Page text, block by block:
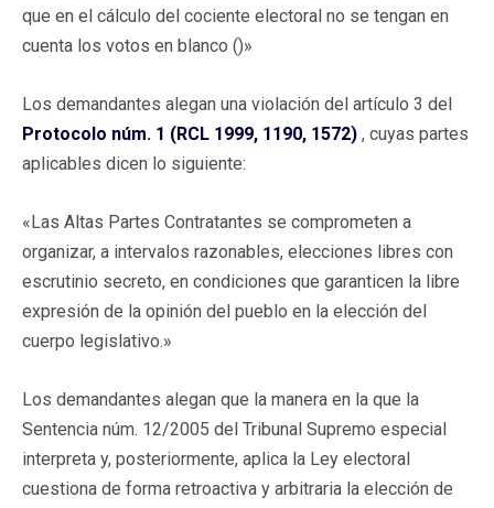
que en el cálculo del cociente electoral no se tengan en
cuenta los votos en blanco ()»
Los demandantes alegan una violación del artículo 3 del
Protocolo núm. 1 (RCL 1999, 1190, 1572) , cuyas partes
aplicables dicen lo siguiente:
«Las Altas Partes Contratantes se comprometen a
organizar, a intervalos razonables, elecciones libres con
escrutinio secreto, en condiciones que garanticen la libre
expresión de la opinión del pueblo en la elección del
cuerpo legislativo.»
Los demandantes alegan que la manera en la que la
Sentencia núm. 12/2005 del Tribunal Supremo especial
interpreta y, posteriormente, aplica la Ley electoral
cuestiona de forma retroactiva y arbitraria la elección de